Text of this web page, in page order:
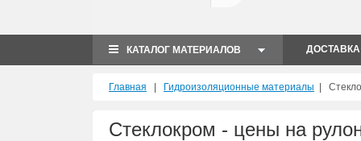
КАТАЛОГ МАТЕРИАЛОВ ДОСТАВКА
Главная Гидроизоляционные материалы
Стеклокром - цены на